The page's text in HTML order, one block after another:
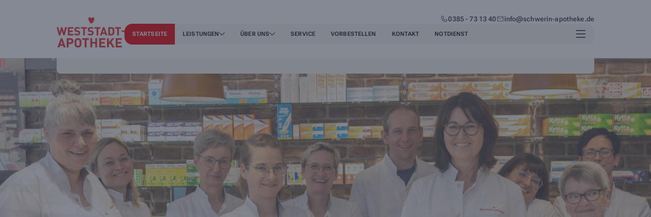
0385 - 73 13 40 info@schwerin-apotheke.de
STARTSEITE LEISTUNGEN ÜBER UNS SERVICE VORBESTELLEN KONTAKT NOTDIENST